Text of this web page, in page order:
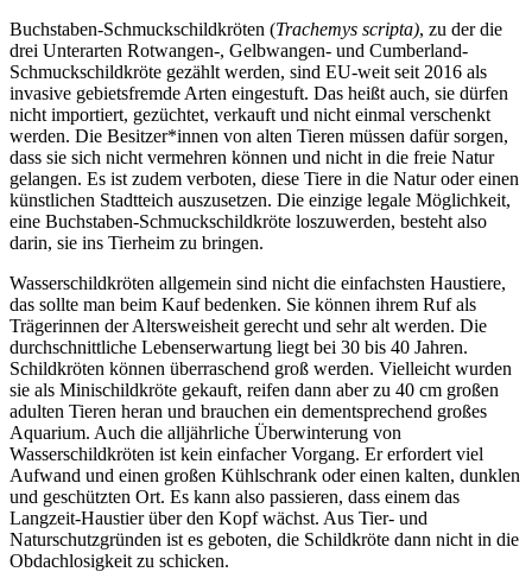
Buchstaben-Schmuckschildkröten (Trachemys scripta), zu der die
drei Unterarten Rotwangen-, Gelbwangen- und Cumberland-
Schmuckschildkröte gezählt werden, sind EU-weit seit 2016 als
invasive gebietsfremde Arten eingestuft. Das heißt auch, sie dürfen
nicht importiert, gezüchtet, verkauft und nicht einmal verschenkt
werden. Die Besitzer*innen von alten Tieren müssen dafür sorgen,
dass sie sich nicht vermehren können und nicht in die freie Natur
gelangen. Es ist zudem verboten, diese Tiere in die Natur oder einen
künstlichen Stadtteich auszusetzen. Die einzige legale Möglichkeit,
eine Buchstaben-Schmuckschildkröte loszuwerden, besteht also
darin, sie ins Tierheim zu bringen.
Wasserschildkröten allgemein sind nicht die einfachsten Haustiere,
das sollte man beim Kauf bedenken. Sie können ihrem Ruf als
Trägerinnen der Altersweisheit gerecht und sehr alt werden. Die
durchschnittliche Lebenserwartung liegt bei 30 bis 40 Jahren.
Schildkröten können überraschend groß werden. Vielleicht wurden
sie als Minischildkröte gekauft, reifen dann aber zu 40 cm großen
adulten Tieren heran und brauchen ein dementsprechend großes
Aquarium. Auch die alljährliche Überwinterung von
Wasserschildkröten ist kein einfacher Vorgang. Er erfordert viel
Aufwand und einen großen Kühlschrank oder einen kalten, dunklen
und geschützten Ort. Es kann also passieren, dass einem das
Langzeit-Haustier über den Kopf wächst. Aus Tier- und
Naturschutzgründen ist es geboten, die Schildkröte dann nicht in die
Obdachlosigkeit zu schicken.